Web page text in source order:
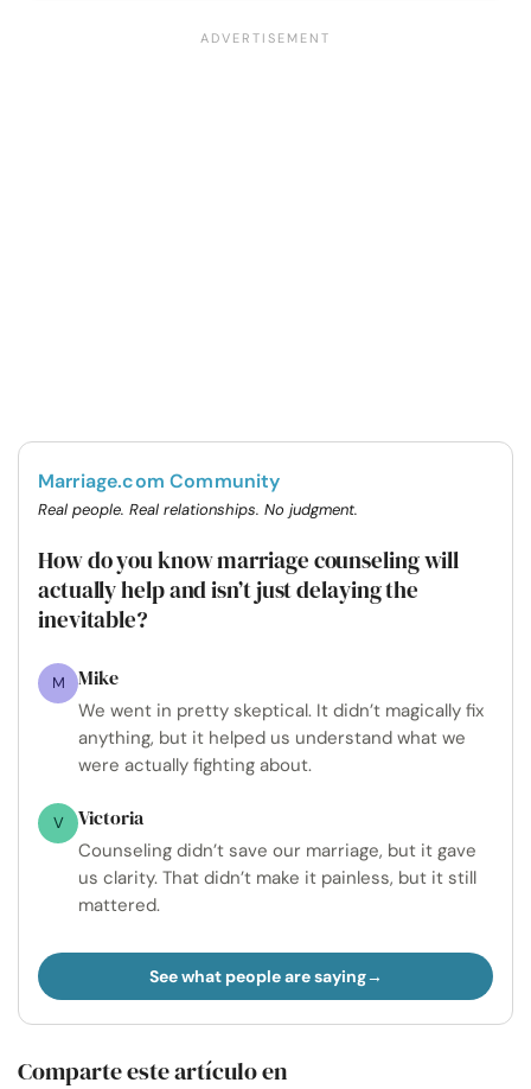
Marriage.com Community
Real people. Real relationships. No judgment.
How do you know marriage counseling will
actually help and isn’t just delaying the
inevitable?
M Mike
We went in pretty skeptical. It didn’t magically fix
anything, but it helped us understand what we
were actually fighting about.
V Victoria
Counseling didn’t save our marriage, but it gave
us clarity. That didn’t make it painless, but it still
mattered.
See what people are saying
Comparte este artículo en